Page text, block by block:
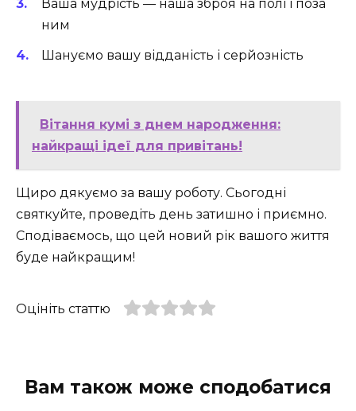
Ваша мудрість — наша зброя на полі і поза
ним
Шануємо вашу відданість і серйозність
Вітання кумі з днем народження:
найкращі ідеї для привітань!
Щиро дякуємо за вашу роботу. Сьогодні
святкуйте, проведіть день затишно і приємно.
Сподіваємось, що цей новий рік вашого життя
буде найкращим!
Оцініть статтю
Вам також може сподобатися